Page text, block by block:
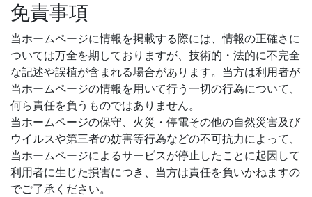
免責事項
当ホームページに情報を掲載する際には、情報の正確さに
ついては万全を期しておりますが、技術的・法的に不完全
な記述や誤植が含まれる場合があります。当方は利用者が
当ホームページの情報を用いて行う一切の行為について、
何ら責任を負うものではありません。
当ホームページの保守、火災・停電その他の自然災害及び
ウイルスや第三者の妨害等行為などの不可抗力によって、
当ホームページによるサービスが停止したことに起因して
利用者に生じた損害につき、当方は責任を負いかねますの
でご了承ください。